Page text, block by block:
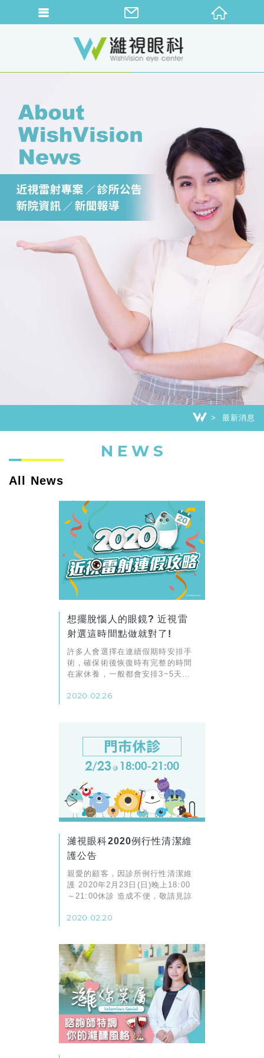
最新消息
NEWS
All News
想擺脫惱人的眼鏡? 近視雷
射選這時間點做就對了!
許多人會選擇在連續假期時安排手
術，確保術後恢復時有完整的時間
在家休養，一般都會安排3~5天的
續假期該怎麼請，讓你輕鬆擺脫眼
2020.02.26
濰視眼科2020例行性清潔維
護公告
親愛的顧客，因診所例行性清潔維
護 2020年2月23日(日)晚上18:00
～21:00休診 造成不便，敬請見諒
2020.02.20